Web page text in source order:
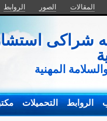
المقالات الصور الروابط
شراكى
المهنية
الروابط التحميلات